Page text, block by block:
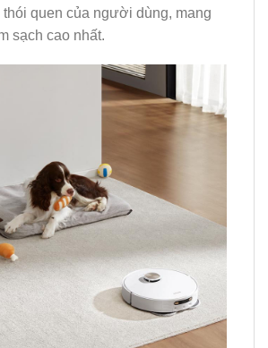
quen của người dùng, mang
sạch cao nhất.